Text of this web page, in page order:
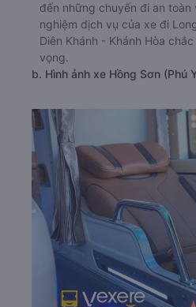
đến những chuyến đi an toàn
nghiệm dịch vụ của xe đi
Diên Khánh - Khánh Hòa
vọng.
b. Hình ảnh xe Hồng Sơn (Phú